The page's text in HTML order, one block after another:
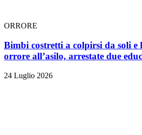
ORRORE
Bimbi costretti a colpirsi da soli e
orrore all’asilo, arrestate due
24 Luglio 2026